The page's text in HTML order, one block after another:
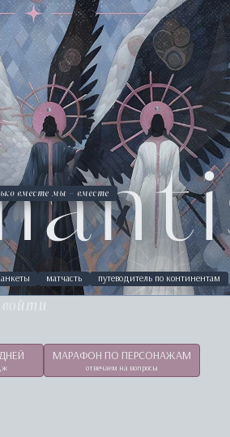
матчасть путеводитель по континентам
вместе мы — вместе
войти
МАРАФОН ПО ПЕРСОНАЖАМ
отвечаем на вопросы